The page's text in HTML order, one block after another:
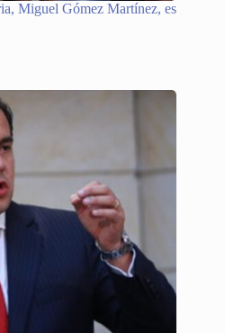
Miguel Gómez Martínez, es